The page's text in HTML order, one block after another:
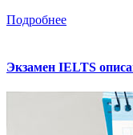
Подробнее
Экзамен IELTS